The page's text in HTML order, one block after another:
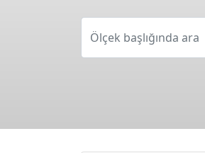
Ölçek başlığında ara